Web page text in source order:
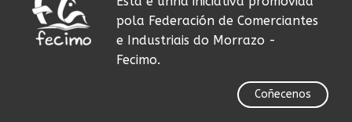
pola Federación de Comerciantes
e Industriais do Morrazo -
Fecimo.
Coñecenos